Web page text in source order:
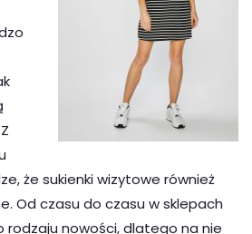
że sukienki wizytowe również
Od czasu do czasu w sklepach
rodzaju nowości, dlatego na nie